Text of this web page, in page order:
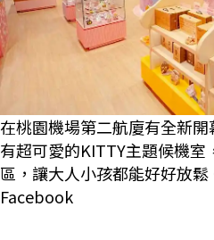
在桃園機場第二航廈有全新
有超可愛的KITTY主題候機室
區，讓大人小孩都能好好放
Facebook